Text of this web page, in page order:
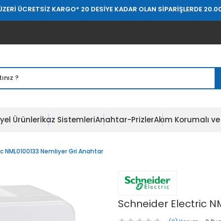
KARGO* 20 DESİYE KADAR OLAN SİPARİŞLERDE 20.000 TL ÜZERİ
Ürünlerİkaz SistemleriAnahtar-PrizlerAkım Korumalı
NML0100133 Nemliyer Gri Anahtar
Schneider Electric